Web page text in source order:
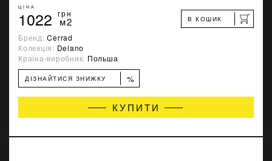
ЦІНА
1022 грн
м2 В КОШИК
Бренд:Cerrad
Колекція: Delano
Країна-виробник: Польша
ДІЗНАЙТИСЯ ЗНИЖКУ %
КУПИТИ